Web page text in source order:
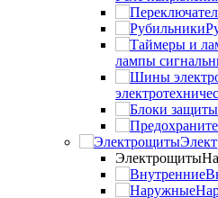
лампы
Электрощиты